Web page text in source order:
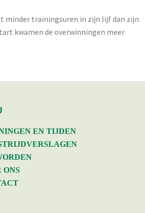
minder trainingsuren in zijn lijf dan zijn
kwamen de overwinningen meer
EN TIJDEN
ONS